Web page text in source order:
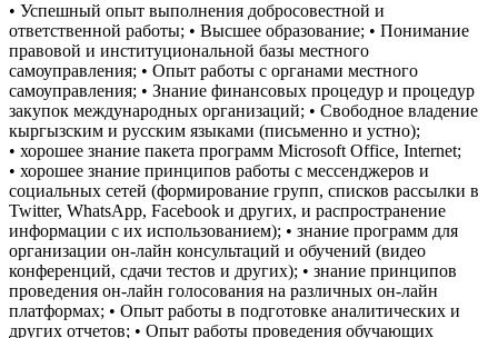
• Успешный опыт выполнения добросовестной и
ответственной работы; • Высшее образование; • Понимание
правовой и институциональной базы местного
самоуправления; • Опыт работы с органами местного
самоуправления; • Знание финансовых процедур и процедур
закупок международных организаций; • Свободное владение
кыргызским и русским языками (письменно и устно);
• хорошее знание пакета программ Microsoft Office, Internet;
• хорошее знание принципов работы с мессенджеров и
социальных сетей (формирование групп, списков рассылки в
Twitter, WhatsApp, Facebook и других, и распространение
информации с их использованием); • знание программ для
организации он-лайн консультаций и обучений (видео
конференций, сдачи тестов и других); • знание принципов
проведения он-лайн голосования на различных он-лайн
платформах; • Опыт работы в подготовке аналитических и
других отчетов; • Опыт работы проведения обучающих